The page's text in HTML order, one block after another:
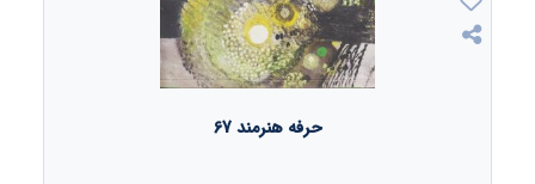
حرفه هنرمند 67